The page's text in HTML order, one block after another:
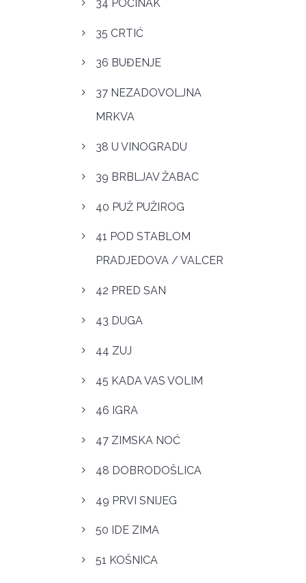
34 POČINAK
35 CRTIĆ
36 BUĐENJE
37 NEZADOVOLJNA
MRKVA
38 U VINOGRADU
39 BRBLJAV ŽABAC
40 PUŽ PUŽIROG
41 POD STABLOM
PRADJEDOVA / VALCER
42 PRED SAN
43 DUGA
44 ZUJ
45 KADA VAS VOLIM
46 IGRA
47 ZIMSKA NOĆ
48 DOBRODOŠLICA
49 PRVI SNIJEG
50 IDE ZIMA
51 KOŠNICA